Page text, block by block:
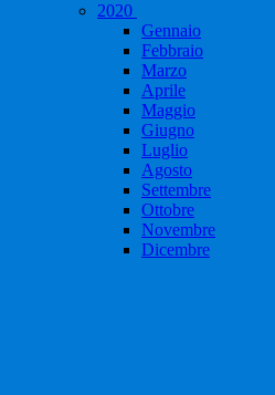
2020
Gennaio
Febbraio
Marzo
Aprile
Maggio
Giugno
Luglio
Agosto
Settembre
Ottobre
Novembre
Dicembre